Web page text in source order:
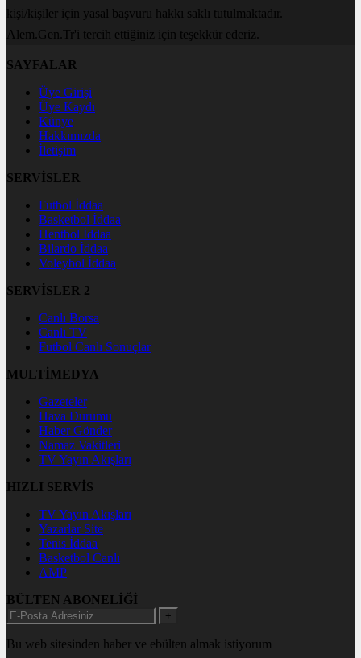
kişi/kişiler için yasal başvuru hakkı saklı tutulmaktadır.
Alem.Gen.Tr'i tercih ettiğiniz için teşekkür ederiz.
SAYFALAR
Üye Girişi
Üye Kaydı
Künye
Hakkımızda
İletişim
SERVİSLER
Futbol İddaa
Basketbol İddaa
Hentbol İddaa
Bilardo İddaa
Voleybol İddaa
SERVİSLER 2
Canlı Borsa
Canlı TV
Futbol Canlı Sonuçlar
MULTİMEDYA
Gazeteler
Hava Durumu
Haber Gönder
Namaz Vakitleri
TV Yayın Akışları
HIZLI SERVİS
TV Yayın Akışları
Yazarlar Site
Tenis İddaa
Basketbol Canlı
AMP
BÜLTEN ABONELİĞİ
+
Bu web sitesinden haber ve ebülten almak istiyorum